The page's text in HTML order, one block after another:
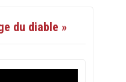
du diable »